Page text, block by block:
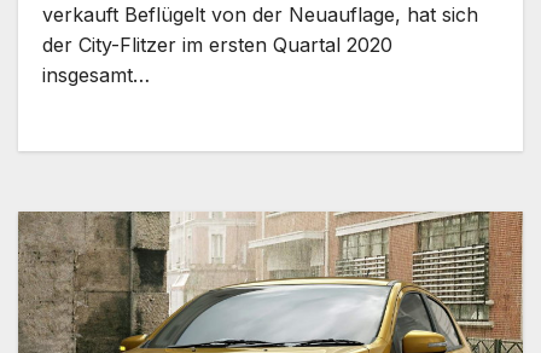
verkauft Beflügelt von der Neuauflage, hat sich
der City-Flitzer im ersten Quartal 2020
insgesamt…